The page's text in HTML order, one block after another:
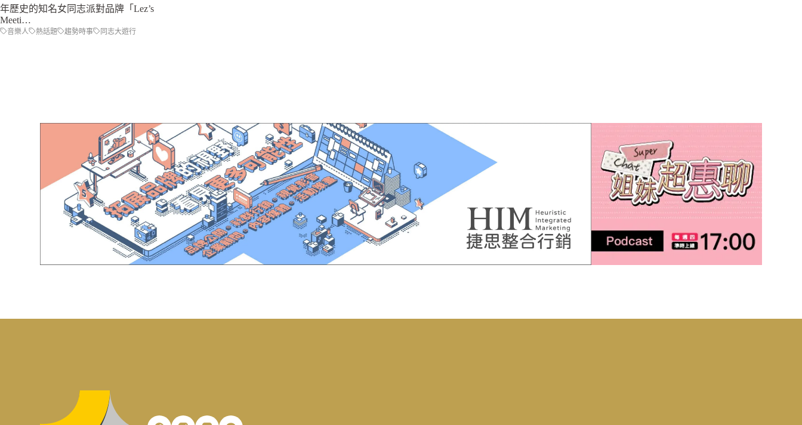
年歷史的知名女同志派對品牌「Lez’s
Meeti…
音樂人 熱話題 趨勢時事 同志大遊行